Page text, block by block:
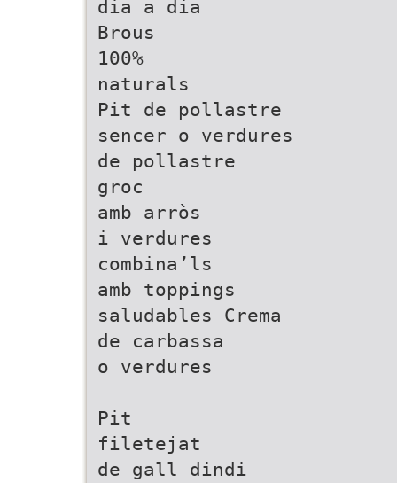
dia a dia
Brous
100%
naturals
Pit de pollastre
sencer o verdures
de pollastre
groc
amb arròs
i verdures
combina’ls
amb toppings
saludables Crema
de carbassa
o verdures
Pit
filetejat
de gall dindi